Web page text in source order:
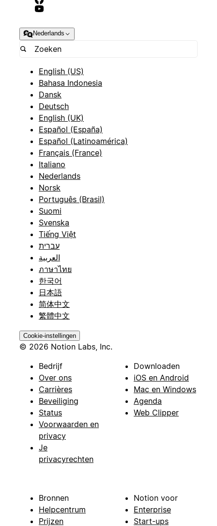
Nederlands
English (US)
Bahasa Indonesia
Dansk
Deutsch
English (UK)
Español (España)
Español (Latinoamérica)
Français (France)
Italiano
Nederlands
Norsk
Português (Brasil)
Suomi
Svenska
Tiếng Việt
עברית
العربية
ภาษาไทย
한국어
日本語
简体中文
繁體中文
Cookie-instellingen
© 2026 Notion Labs, Inc.
Bedrijf
Over ons
Carrières
Beveiliging
Status
Voorwaarden en
privacy
Je
privacyrechten
Downloaden
iOS en Android
Mac en Windows
Agenda
Web Clipper
Bronnen
Helpcentrum
Prijzen
Notion voor
Enterprise
Start-ups